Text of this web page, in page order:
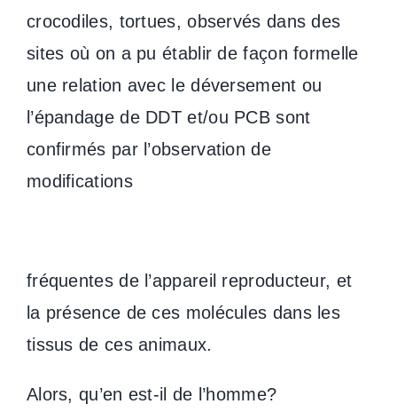
crocodiles, tortues, observés dans des
sites où on a pu établir de façon formelle
une relation avec le déversement ou
l’épandage de DDT et/ou PCB sont
confirmés par l’observation de
modifications
fréquentes de l’appareil reproducteur, et
la présence de ces molécules dans les
tissus de ces animaux.
Alors, qu’en est-il de l’homme?